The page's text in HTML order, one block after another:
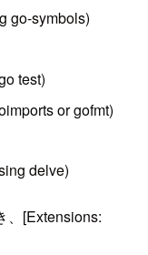
go-symbols)
test)
or gofmt)
delve)
、[Extensions: